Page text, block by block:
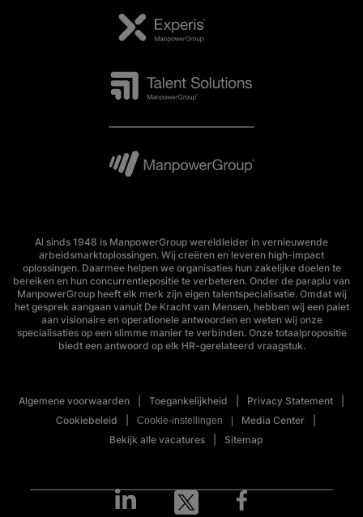
Al sinds 1948 is ManpowerGroup wereldleider in vernieuwende
arbeidsmarktoplossingen. Wij creëren en leveren high-impact
oplossingen. Daarmee helpen we organisaties hun zakelijke doelen te
bereiken en hun concurrentiepositie te verbeteren. Onder de paraplu van
ManpowerGroup heeft elk merk zijn eigen talentspecialisatie. Omdat wij
het gesprek aangaan vanuit De Kracht van Mensen, hebben wij een palet
aan visionaire en operationele antwoorden en weten wij onze
specialisaties op een slimme manier te verbinden. Onze totaalpropositie
biedt een antwoord op elk HR-gerelateerd vraagstuk.
Algemene voorwaarden Toegankelijkheid
Privacy Statement
Cookiebeleid
Cookie-instellingen
Media Center
Bekijk alle vacatures
Sitemap